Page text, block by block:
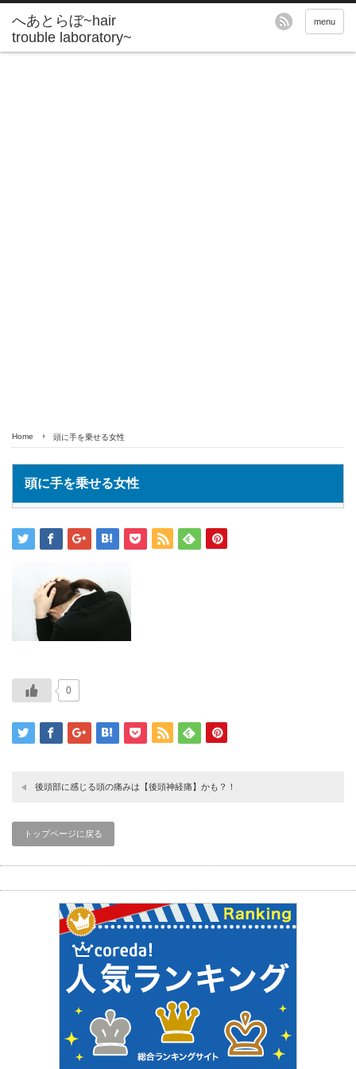
へあとらぼ~hair
trouble laboratory~
menu
Home 頭に手を乗せる女性
頭に手を乗せる女性
0
後頭部に感じる頭の痛みは【後頭神経痛】かも？！
トップページに戻る